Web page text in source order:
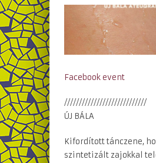
Facebook event
////////////////////////////
ÚJ BÁLA
Kifordított tánczene,
szintetizált zajokkal